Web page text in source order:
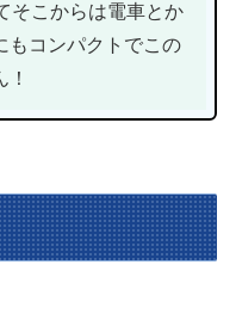
そこからは電車とか
もコンパクトでこの